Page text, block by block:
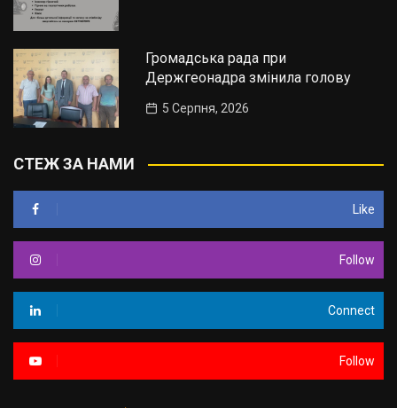
Громадська рада при
Держгеонадра змінила голову
5 Серпня, 2026
СТЕЖ ЗА НАМИ
Like
Follow
Connect
Follow